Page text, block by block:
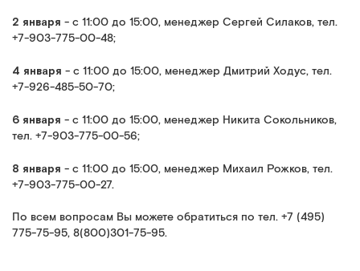
2 января - с 11:00 до 15:00, менеджер Сергей Силаков, тел.
+7-903-775-00-48;
4 января - с 11:00 до 15:00, менеджер Дмитрий Ходус, тел.
+7-926-485-50-70;
6 января - с 11:00 до 15:00, менеджер Никита Сокольников,
тел. +7-903-775-00-56;
8 января - с 11:00 до 15:00, менеджер Михаил Рожков, тел.
+7-903-775-00-27.
По всем вопросам Вы можете обратиться по тел. +7 (495)
775-75-95, 8(800)301-75-95.